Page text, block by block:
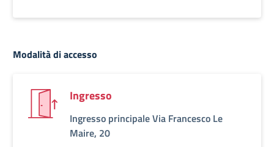
Modalità di accesso
Ingresso
Ingresso principale Via Francesco Le
Maire, 20